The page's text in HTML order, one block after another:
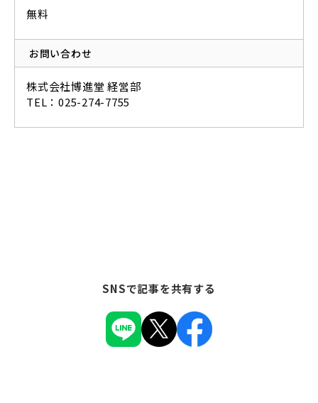
無料
お問い合わせ
株式会社博進堂 経営部
TEL：025-274-7755
SNSで記事を共有する